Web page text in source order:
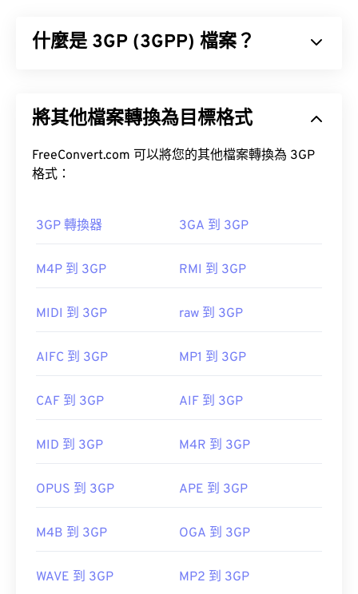
檔案以其高品質而聞名。 OGG 檔案包含元資料以及
如何開啟 OGG 檔案？
開啟 OGG 檔案的預設程式是VLC 媒體播放器 。
初始版本：2000
實用連結：
https://xiph.org/vorbis/
什麼是 3GP (3GPP) 檔案？
全球行動通訊系統 (GSM) 標準。
種檔案格式在大多數作業系統上都可以輕鬆打開，包
3GP 是一種靈活的檔案格式，支援透過 3GPP
由以下機構開發：
第三代合作夥伴計畫 (3GPP)
將其他檔案轉換為目標格式
FreeConvert.com 可以將您的其他檔案轉換為 3GP
格式：
3GP 轉換器 3GA 到 3GP
M4P 到 3GP RMI 到 3GP
MIDI 到 3GP raw 到 3GP
AIFC 到 3GP MP1 到 3GP
CAF 到 3GP AIF 到 3GP
MID 到 3GP M4R 到 3GP
OPUS 到 3GP APE 到 3GP
M4B 到 3GP OGA 到 3GP
WAVE 到 3GP MP2 到 3GP